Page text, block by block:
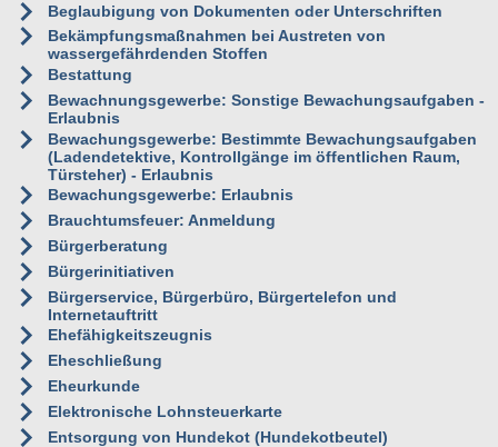
Beglaubigung von Dokumenten oder Unterschriften
Bekämpfungsmaßnahmen bei Austreten von
wassergefährdenden Stoffen
Bestattung
Bewachnungsgewerbe: Sonstige Bewachungsaufgaben -
Erlaubnis
Bewachungsgewerbe: Bestimmte Bewachungsaufgaben
(Ladendetektive, Kontrollgänge im öffentlichen Raum,
Türsteher) - Erlaubnis
Bewachungsgewerbe: Erlaubnis
Brauchtumsfeuer: Anmeldung
Bürgerberatung
Bürgerinitiativen
Bürgerservice, Bürgerbüro, Bürgertelefon und
Internetauftritt
Ehefähigkeitszeugnis
Eheschließung
Eheurkunde
Elektronische Lohnsteuerkarte
Entsorgung von Hundekot (Hundekotbeutel)